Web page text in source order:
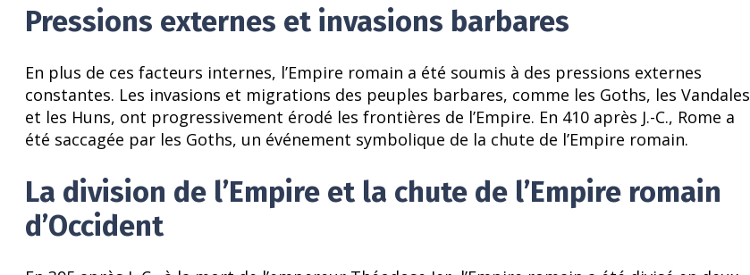
Pressions externes et invasions barbares
En plus de ces facteurs internes, l’Empire romain a été soumis à des pressions externes
constantes. Les invasions et migrations des peuples barbares, comme les Goths, les Vandales
et les Huns, ont progressivement érodé les frontières de l’Empire. En 410 après J.-C., Rome a
été saccagée par les Goths, un événement symbolique de la chute de l’Empire romain.
La division de l’Empire et la chute de l’Empire romain
d’Occident